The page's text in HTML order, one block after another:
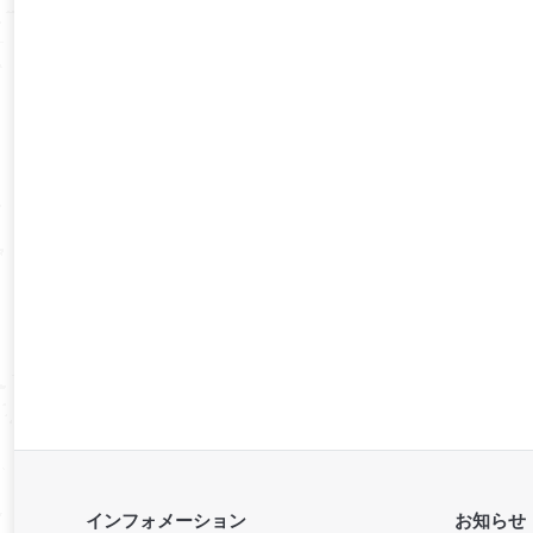
インフォメーション お知らせ